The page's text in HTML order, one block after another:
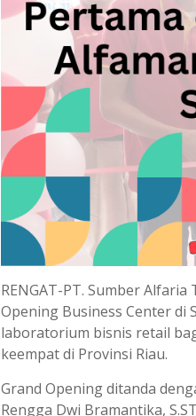
RENGAT-PT. Sumber
Opening Business Center di
laboratorium bisnis retail
keempat di Provinsi Riau.
Grand Opening ditanda
Rengga Dwi Bramantika,